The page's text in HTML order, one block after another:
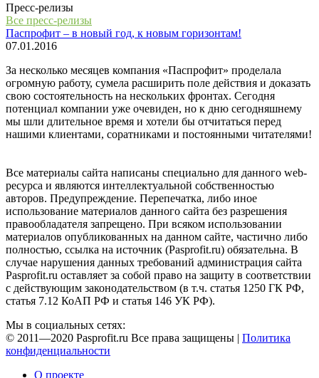
Пресс-релизы
Все пресс-релизы
Паспрофит – в новый год, к новым горизонтам!
07.01.2016
За несколько месяцев компания «Паспрофит» проделала
огромную работу, сумела расширить поле действия и доказать
свою состоятельность на нескольких фронтах. Сегодня
потенциал компании уже очевиден, но к дню сегодняшнему
мы шли длительное время и хотели бы отчитаться перед
нашими клиентами, соратниками и постоянными читателями!
Все материалы сайта написаны специально для данного web-
ресурса и являются интеллектуальной собственностью
авторов. Предупреждение. Перепечатка, либо иное
использование материалов данного сайта без разрешения
правообладателя запрещено. При всяком использовании
материалов опубликованных на данном сайте, частично либо
полностью, ссылка на источник (Pasprofit.ru) обязательна. В
случае нарушения данных требований администрация сайта
Pasprofit.ru оставляет за собой право на защиту в соответствии
с действующим законодательством (в т.ч. статья 1250 ГК РФ,
статья 7.12 КоАП РФ и статья 146 УК РФ).
Мы в социальных сетях:
© 2011—2020 Pasprofit.ru Все права защищены | Политика
конфиденциальности
О проекте